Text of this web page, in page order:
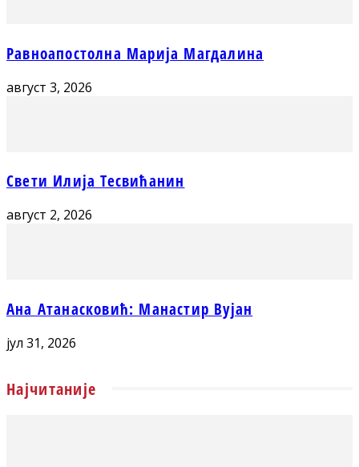
Равноапостолна Марија Магдалина
август 3, 2026
Свети Илија Тесвићанин
август 2, 2026
Ана Атанасковић: Манастир Вујан
јул 31, 2026
Најчитаније